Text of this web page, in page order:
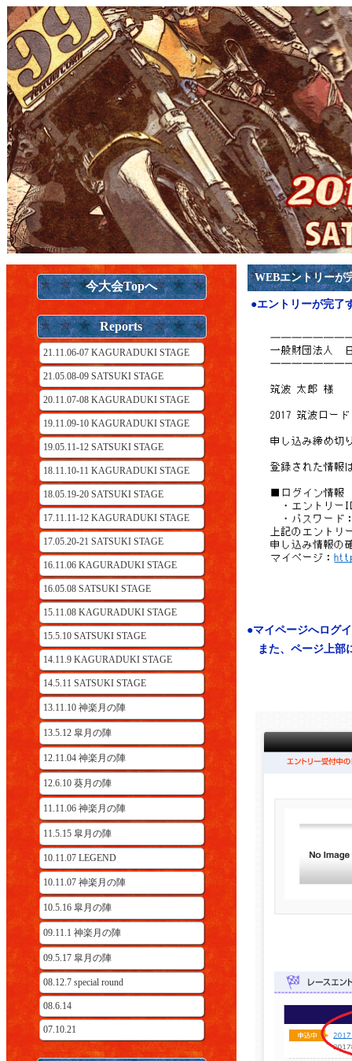
今大会Topへ
Reports
21.11.06-07 KAGURADUKI STAGE
21.05.08-09 SATSUKI STAGE
20.11.07-08 KAGURADUKI STAGE
19.11.09-10 KAGURADUKI STAGE
19.05.11-12 SATSUKI STAGE
18.11.10-11 KAGURADUKI STAGE
18.05.19-20 SATSUKI STAGE
17.11.11-12 KAGURADUKI STAGE
17.05.20-21 SATSUKI STAGE
16.11.06 KAGURADUKI STAGE
16.05.08 SATSUKI STAGE
15.11.08 KAGURADUKI STAGE
15.5.10 SATSUKI STAGE
14.11.9 KAGURADUKI STAGE
14.5.11 SATSUKI STAGE
13.11.10 神楽月の陣
13.5.12 皐月の陣
12.11.04 神楽月の陣
12.6.10 葵月の陣
11.11.06 神楽月の陣
11.5.15 皐月の陣
10.11.07 LEGEND
10.11.07 神楽月の陣
10.5.16 皐月の陣
09.11.1 神楽月の陣
09.5.17 皐月の陣
08.12.7 special round
08.6.14
07.10.21
WEBエントリーが
●エントリーが完了
●マイページへログ
また、ページ上部